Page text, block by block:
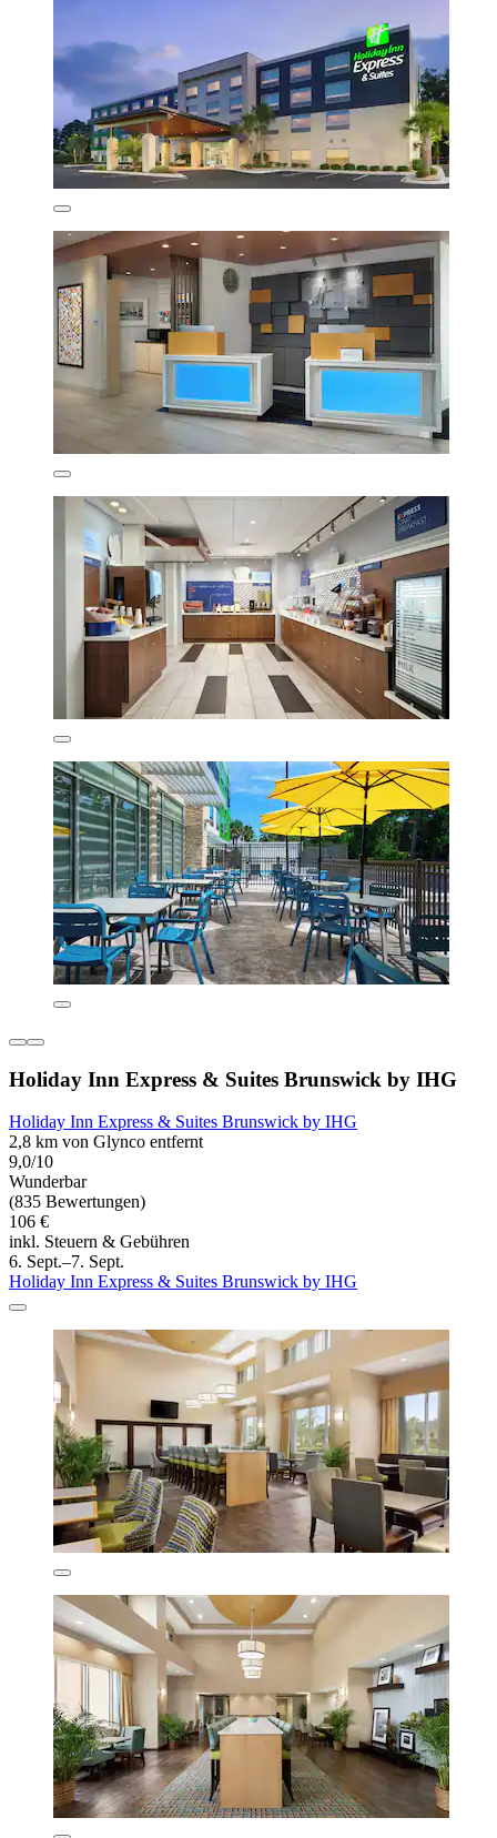
Holiday Inn Express & Suites Brunswick by IHG
Holiday Inn Express & Suites Brunswick by IHG
2,8 km von Glynco entfernt
9,0/10
Wunderbar
(835 Bewertungen)
106 €
inkl. Steuern & Gebühren
6. Sept.–7. Sept.
Holiday Inn Express & Suites Brunswick by IHG